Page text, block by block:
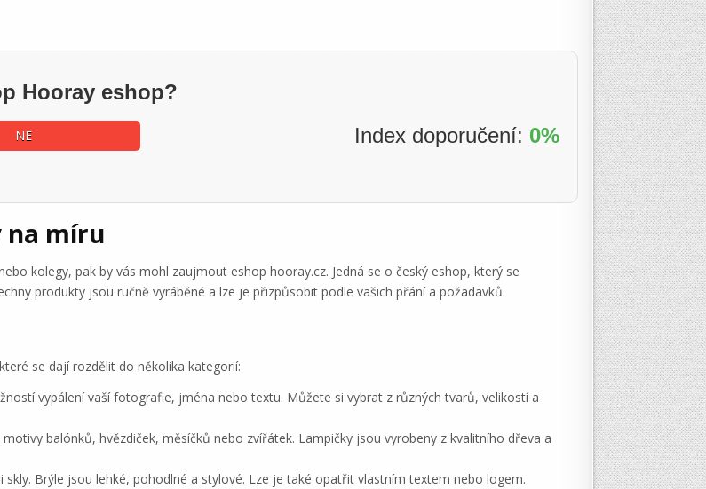
Hooray eshop?
NE Index doporučení: 0%
na míru
kolegy, pak by vás mohl zaujmout eshop hooray.cz. Jedná se o český eshop, který se
produkty jsou ručně vyráběné a lze je přizpůsobit podle vašich přání a požadavků.
se dají rozdělit do několika kategorií:
vypálení vaší fotografie, jména nebo textu. Můžete si vybrat z různých tvarů, velikostí a
balónků, hvězdiček, měsíčků nebo zvířátek. Lampičky jsou vyrobeny z kvalitního dřeva a
Brýle jsou lehké, pohodlné a stylové. Lze je také opatřit vlastním textem nebo logem.